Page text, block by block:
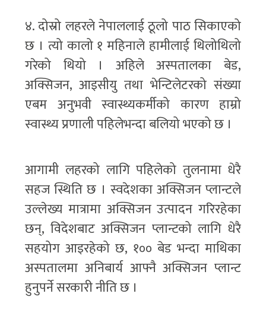
४. दोस्रो लहरले नेपाललाई ठूलो पाठ सिकाएको
छ । त्यो कालो १ महिनाले हामीलाई थिलोथिलो
गरेको थियो । अहिले अस्पतालका बेड,
अक्सिजन, आइसीयु तथा भेन्टिलेटरको संख्या
एबम अनुभवी स्वास्थ्यकर्मीको कारण हाम्रो
स्वास्थ्य प्रणाली पहिलेभन्दा बलियो भएको छ ।
आगामी लहरको लागि पहिलेको तुलनामा धेरै
सहज स्थिति छ । स्वदेशका अक्सिजन प्लान्टले
उल्लेख्य मात्रामा अक्सिजन उत्पादन गरिरहेका
छन्, विदेशबाट अक्सिजन प्लान्टको लागि धेरै
सहयोग आइरहेको छ, १०० बेड भन्दा माथिका
अस्पतालमा अनिबार्य आफ्नै अक्सिजन प्लान्ट
हुनुपर्ने सरकारी नीति छ ।